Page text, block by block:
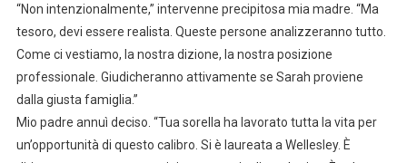
“Non intenzionalmente,” intervenne precipitosa mia madre. “Ma
tesoro, devi essere realista. Queste persone analizzeranno tutto.
Come ci vestiamo, la nostra dizione, la nostra posizione
professionale. Giudicheranno attivamente se Sarah proviene
dalla giusta famiglia.”
Mio padre annuì deciso. “Tua sorella ha lavorato tutta la vita per
un’opportunità di questo calibro. Si è laureata a Wellesley. È